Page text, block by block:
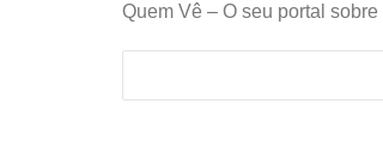
Quem Vê – O seu portal sobre